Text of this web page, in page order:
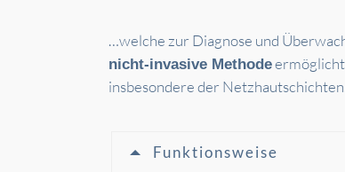
…welche zur Diagnose und
nicht-invasive Methode
insbesondere der
Funktionsweise